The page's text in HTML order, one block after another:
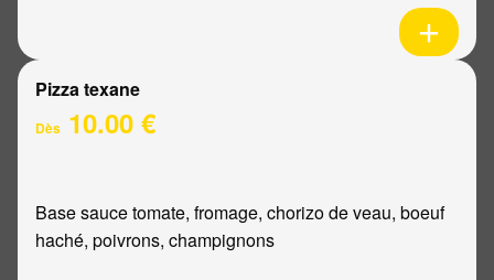
Pizza texane
Dès 10.00 €
Base sauce tomate, fromage, chorizo de veau, boeuf
haché, poivrons, champignons